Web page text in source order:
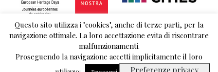
© 2018 copyright Comuniterrae | È vietata ogni riproduzione non autorizzata |
Privacy Policy
Questo sito utilizza i "cookies", anche di terze parti, per la
navigazione ottimale. La loro accettazione evita di riscontrare
malfunzionamenti.
Proseguendo la navigazione accetti implicitamente il loro